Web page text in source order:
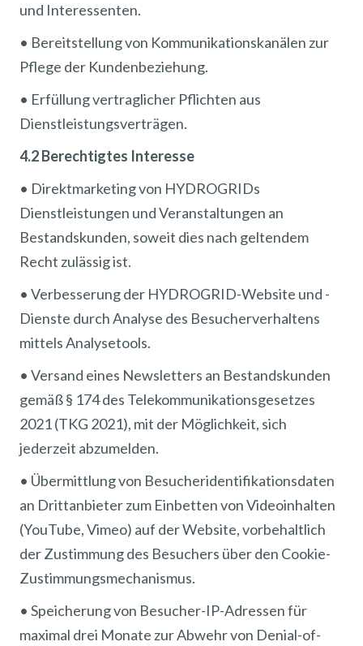
und Interessenten.
• Bereitstellung von Kommunikationskanälen zur
Pflege der Kundenbeziehung.
• Erfüllung vertraglicher Pflichten aus
Dienstleistungsverträgen.
4.2 Berechtigtes Interesse
• Direktmarketing von HYDROGRIDs
Dienstleistungen und Veranstaltungen an
Bestandskunden, soweit dies nach geltendem
Recht zulässig ist.
• Verbesserung der HYDROGRID-Website und -
Dienste durch Analyse des Besucherverhaltens
mittels Analysetools.
• Versand eines Newsletters an Bestandskunden
gemäß § 174 des Telekommunikationsgesetzes
2021 (TKG 2021), mit der Möglichkeit, sich
jederzeit abzumelden.
• Übermittlung von Besucheridentifikationsdaten
an Drittanbieter zum Einbetten von Videoinhalten
(YouTube, Vimeo) auf der Website, vorbehaltlich
der Zustimmung des Besuchers über den Cookie-
Zustimmungsmechanismus.
• Speicherung von Besucher-IP-Adressen für
maximal drei Monate zur Abwehr von Denial-of-